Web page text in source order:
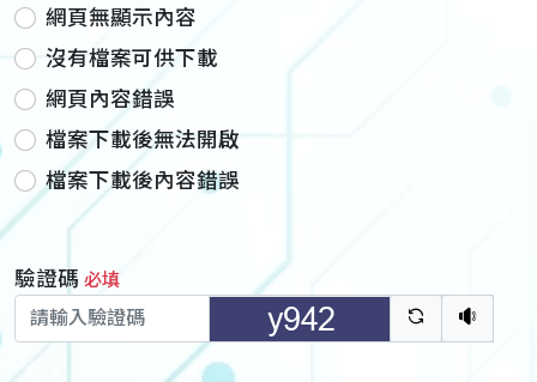
網頁無顯示內容
沒有檔案可供下載
網頁內容錯誤
檔案下載後無法開啟
檔案下載後內容錯誤
驗證碼 必填
驗證碼重新
聽語